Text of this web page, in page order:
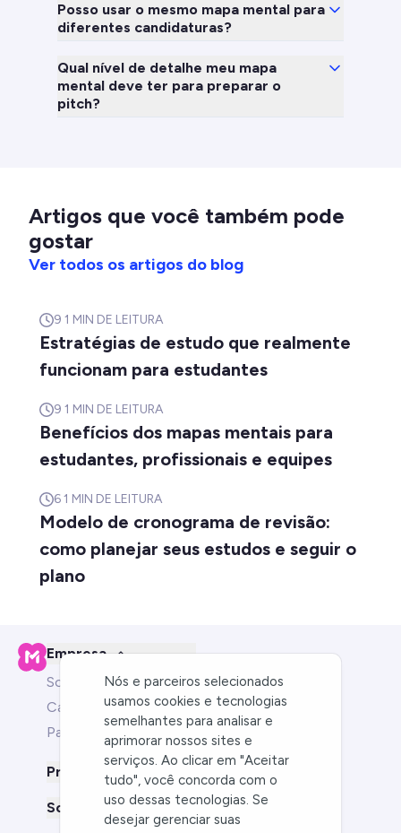
Posso usar o mesmo mapa mental para
diferentes candidaturas?
Qual nível de detalhe meu mapa
mental deve ter para preparar o
pitch?
Artigos que você também pode
gostar
Ver todos os artigos do blog
9 1 MIN DE LEITURA
Estratégias de estudo que realmente
funcionam para estudantes
9 1 MIN DE LEITURA
Benefícios dos mapas mentais para
estudantes, profissionais e equipes
61 MIN DE LEITURA
Modelo de cronograma de revisão:
como planejar seus estudos e seguir o
plano
Empresa
Sobre nós
Carreiras
Parceiros
Produto
Soluções para
Nós e parceiros selecionados
usamos cookies e tecnologias
semelhantes para analisar e
aprimorar nossos sites e
serviços. Ao clicar em "Aceitar
tudo", você concorda com o
uso dessas tecnologias. Se
desejar gerenciar suas